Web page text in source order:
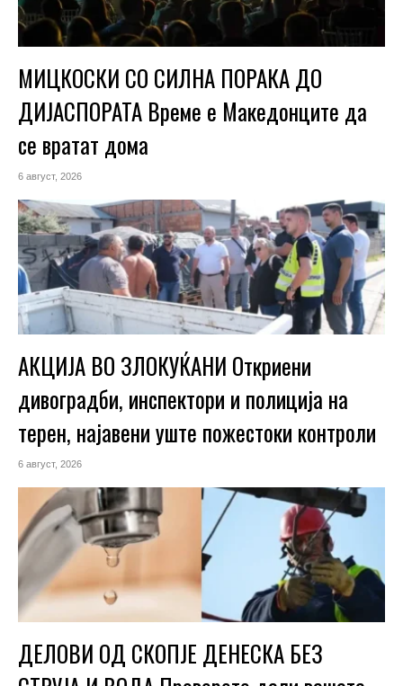
МИЦКОСКИ СО СИЛНА ПОРАКА ДО
ДИЈАСПОРАТА Време е Македонците да
се вратат дома
6 август, 2026
АКЦИЈА ВО ЗЛОКУЌАНИ Откриени
дивоградби, инспектори и полиција на
терен, најавени уште пожестоки контроли
6 август, 2026
ДЕЛОВИ ОД СКОПЈЕ ДЕНЕСКА БЕЗ